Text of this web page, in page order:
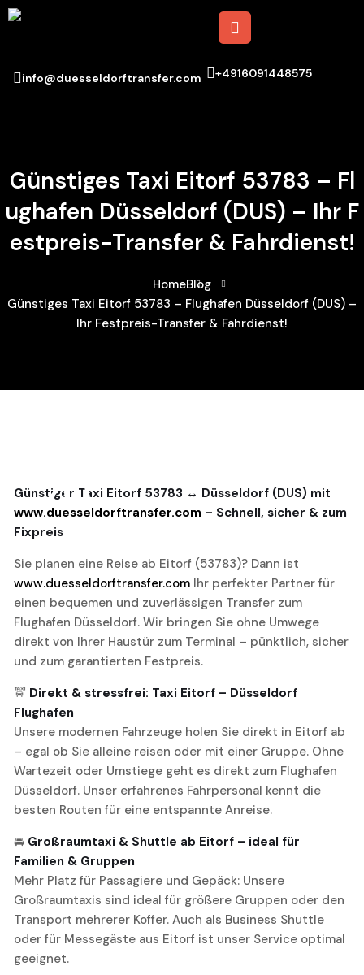
info@duesseldorftransfer.com +4916091448575
Günstiges Taxi Eitorf 53783 – Fl
Ughafen Düsseldorf (DUS) – Ihr F
Estpreis-Transfer & Fahrdienst!
HomeBlog
Günstiges Taxi Eitorf 53783 – Flughafen Düsseldorf (DUS) –
Ihr Festpreis-Transfer & Fahrdienst!
20
November, 2025
Günstiger Taxi Eitorf 53783 ↔ Düsseldorf (DUS) mit
www.duesseldorftransfer.com – Schnell, sicher & zum
Fixpreis
Sie planen eine Reise ab Eitorf (53783)? Dann ist
www.duesseldorftransfer.com Ihr perfekter Partner für
einen bequemen und zuverlässigen Transfer zum
Flughafen Düsseldorf. Wir bringen Sie ohne Umwege
direkt von Ihrer Haustür zum Terminal – pünktlich, sicher
und zum garantierten Festpreis.
🚖 Direkt & stressfrei: Taxi Eitorf – Düsseldorf
Flughafen
Unsere modernen Fahrzeuge holen Sie direkt in Eitorf ab
– egal ob Sie alleine reisen oder mit einer Gruppe. Ohne
Wartezeit oder Umstiege geht es direkt zum Flughafen
Düsseldorf. Unser erfahrenes Fahrpersonal kennt die
besten Routen für eine entspannte Anreise.
🚘 Großraumtaxi & Shuttle ab Eitorf – ideal für
Familien & Gruppen
Mehr Platz für Passagiere und Gepäck: Unsere
Großraumtaxis sind ideal für größere Gruppen oder den
Transport mehrerer Koffer. Auch als Business Shuttle
oder für Messegäste aus Eitorf ist unser Service optimal
geeignet.